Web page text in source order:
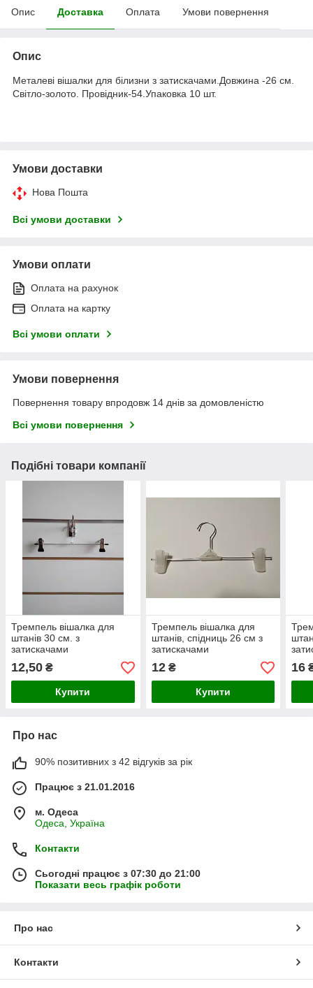
Опис Доставка Оплата Умови повернення
Опис
Металеві вішалки для білизни з затискачами.Довжина -26 см.
Світло-золото. Провідник-54.Упаковка 10 шт.
Умови доставки
Нова Пошта
Всі умови доставки
Умови оплати
Оплата на рахунок
Оплата на картку
Всі умови оплати
Умови повернення
Повернення товару впродовж 14 днів за домовленістю
Всі умови повернення
Подібні товари компанії
Тремпель вішалка для
штанів 30 см. з
затискачами
12,50 ₴
Купити
Тремпель вішалка для
штанів, спідниць 26 см з
затискачами
12₴
Купити
16
Про нас
90% позитивних з 42 відгуків за рік
Працює з 21.01.2016
м. Одеса
Одеса, Україна
Контакти
Сьогодні працює з 07:30 до 21:00
Показати весь графік роботи
Про нас
Контакти